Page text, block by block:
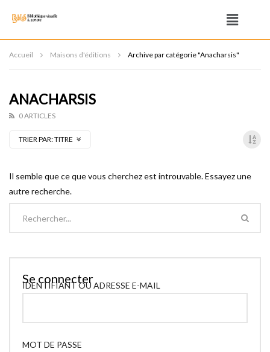
Accueil Maisons d'éditions Archive par catégorie "Anacharsis"
ANACHARSIS
0 ARTICLES
TRIER PAR:TITRE
Il semble que ce que vous cherchez est introuvable. Essayez une
autre recherche.
Se connecter
IDENTIFIANT OU ADRESSE E-MAIL
MOT DE PASSE